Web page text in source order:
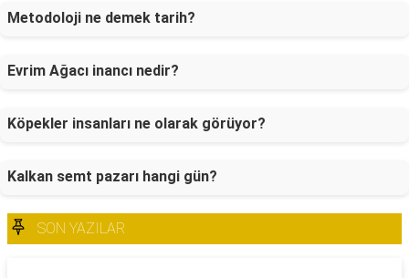
Metodoloji ne demek tarih?
Evrim Ağacı inancı nedir?
Köpekler insanları ne olarak görüyor?
Kalkan semt pazarı hangi gün?
SON YAZILAR